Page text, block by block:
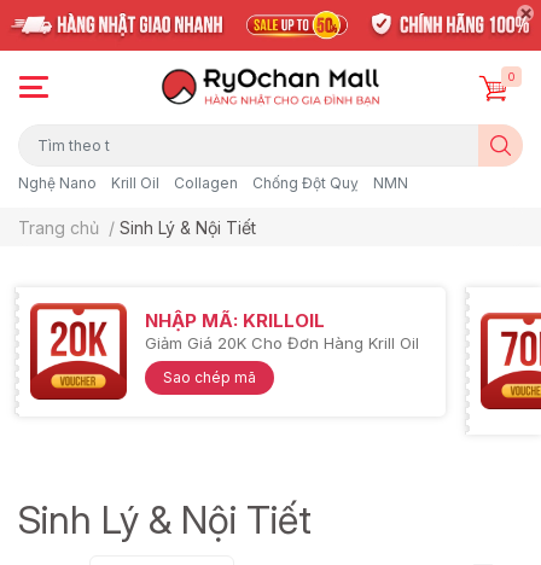
Nghệ Nano Krill Oil Collagen Chống Đột Quỵ NMN
0
Trang chủ / Sinh Lý & Nội Tiết
NHẬP MÃ: KRILLOIL
Giảm Giá 20K Cho Đơn Hàng Krill Oil
Sao chép mã
Sinh Lý & Nội Tiết